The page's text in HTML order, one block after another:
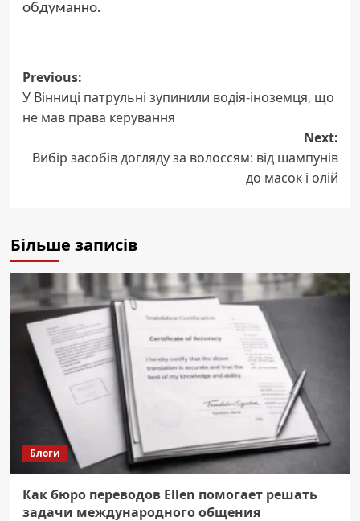
обдуманно.
Post
navigation
Previous:
У Вінниці патрульні зупинили водія-іноземця, що
не мав права керування
Next:
Вибір засобів догляду за волоссям: від шампунів
до масок і олій
Більше записів
Блоги
Как бюро переводов Ellen помогает решать
задачи международного общения